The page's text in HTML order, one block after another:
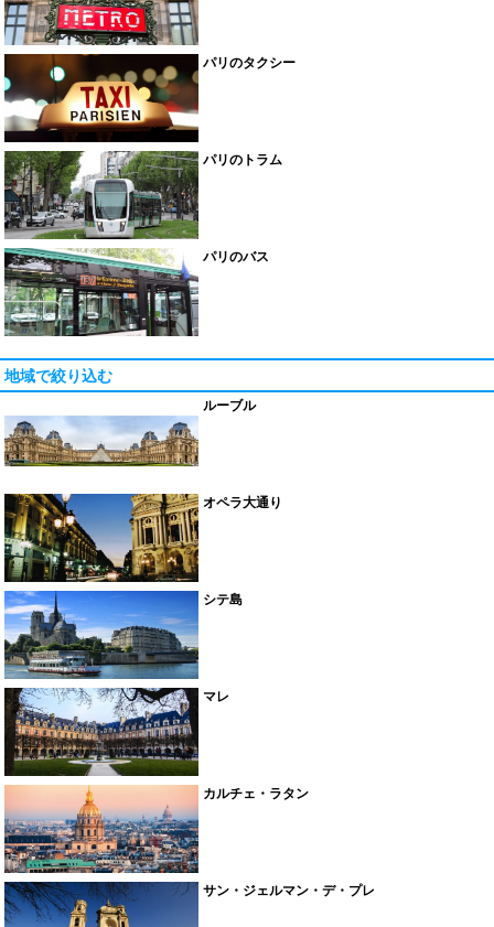
パリのタクシー
パリのトラム
パリのバス
地域で絞り込む
ルーブル
オペラ大通り
シテ島
マレ
カルチェ・ラタン
サン・ジェルマン・デ・プレ